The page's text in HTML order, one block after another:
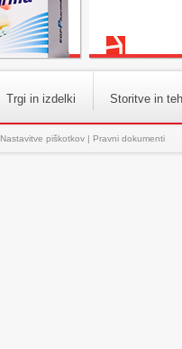
Trgi in izdelki Storitve in
Nastavitve piškotkov | Pravni dokumenti